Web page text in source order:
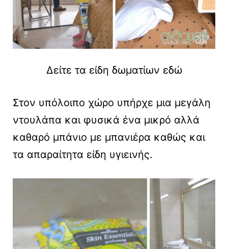
Δείτε τα είδη δωματίων εδώ
Στον υπόλοιπο χώρο υπήρχε μια μεγάλη
ντουλάπα και φυσικά ένα μικρό αλλά
καθαρό μπάνιο με μπανιέρα καθώς και
τα απαραίτητα είδη υγιεινής.